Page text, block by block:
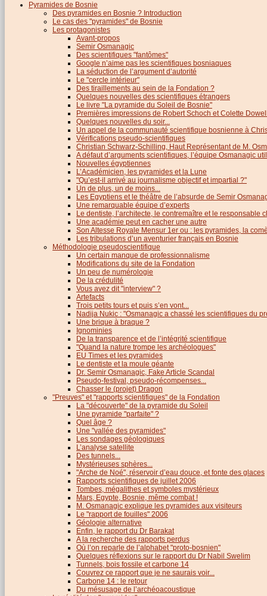
Pyramides de Bosnie
Des pyramides en Bosnie ? Introduction
Le cas des "pyramides" de Bosnie
Les protagonistes
Avant-propos
Semir Osmanagic
Des scientifiques "fantômes"
Google n’aime pas les scientifiques bosniaques
La séduction de l’argument d’autorité
Le "cercle intérieur"
Des tiraillements au sein de la Fondation ?
Quelques nouvelles des scientifiques étrangers
Le livre "La pyramide du Soleil de Bosnie"
Premières impressions de Robert Schoch et Colette
Quelques nouvelles du soir...
Un appel de la communauté scientifique bosnienne à
Vérifications pseudo-scientifiques
Christian Schwarz-Schilling, Haut Représentant de M.
A défaut d’arguments scientifiques, l’équipe Osmanagic
Nouvelles égyptiennes
L’Académicien, les pyramides et la Lune
"Qu’est-il arrivé au journalisme objectif et impartial ?"
Un de plus, un de moins...
Les Egyptiens et le théâtre de l’absurde de Semir
Une remarquable équipe d’experts
Le dentiste, l’architecte, le contremaître et le responsable
Une académie peut en cacher une autre
Son Altesse Royale Mensur 1er ou : les pyramides, la
Les tribulations d’un aventurier français en Bosnie
Méthodologie pseudoscientifique
Un certain manque de professionnalisme
Modifications du site de la Fondation
Un peu de numérologie
De la crédulité
Vous avez dit "interview" ?
Artefacts
Trois petits tours et puis s’en vont...
Nadija Nukic : "Osmanagic a chassé les scientifiques du
Une brique à braque ?
Ignominies
De la transparence et de l’intégrité scientifique
"Quand la nature trompe les archéologues"
EU Times et les pyramides
Le dentiste et la moule géante
Dr. Semir Osmanagic, Fake Article Scandal
Pseudo-festival, pseudo-récompenses...
Chasser le (projet) Dragon
"Preuves" et "rapports scientifiques" de la Fondation
La "découverte" de la pyramide du Soleil
Une pyramide "parfaite" ?
Quel âge ?
Une "vallée des pyramides"
Les sondages géologiques
L’analyse satellite
Des tunnels...
Mystérieuses sphères...
"Arche de Noé", réservoir d’eau douce, et fonte des glaces
Rapports scientifiques de juillet 2006
Tombes, mégalithes et symboles mystérieux
Mars, Egypte, Bosnie, même combat !
M. Osmanagic explique les pyramides aux visiteurs
Le "rapport de fouilles" 2006
Géologie alternative
Enfin, le rapport du Dr Barakat
A la recherche des rapports perdus
Où l’on reparle de l’alphabet "proto-bosnien"
Quelques réflexions sur le rapport du Dr Nabil Swelim
Tunnels, bois fossile et carbone 14
Couvrez ce rapport que je ne saurais voir...
Carbone 14 : le retour
Du mésusage de l’archéoacoustique